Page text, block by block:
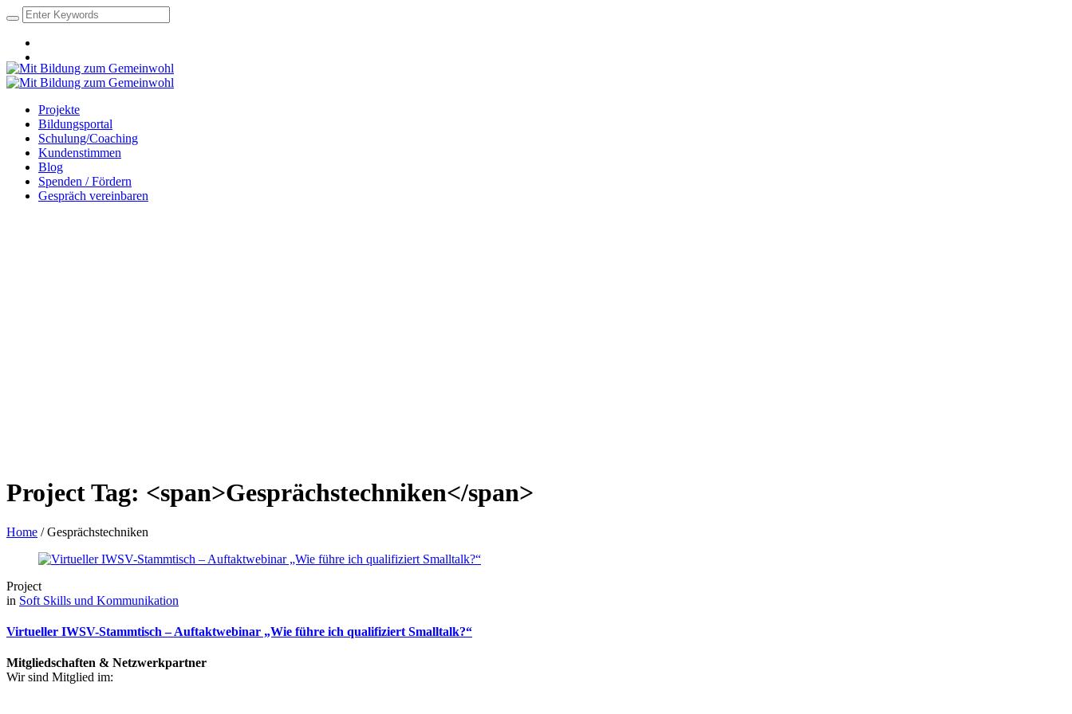
Projekte
Bildungsportal
Schulung/Coaching
Kundenstimmen
Blog
Spenden / Fördern
Gespräch vereinbaren
Project Tag: <span>Gesprächstechniken</span>
Home /Gesprächstechniken
Project
in Soft Skills und Kommunikation
Virtueller IWSV-Stammtisch – Auftaktwebinar „Wie führe ich qualifiziert Smalltalk?“
Mitgliedschaften & Netzwerkpartner
Wir sind Mitglied im: